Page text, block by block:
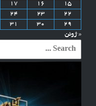
15
16
17
22
23
24
29
30
31
« ژوئن
Search